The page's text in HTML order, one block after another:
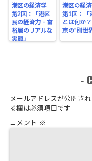
港区の経済学
第2回：「港区
民の経済力 – 富
裕層のリアルな
実態」
港区の経
第1回：「
とは何か
京の“別世界
-
メールアドレスが公開され
る欄は必須項目です
コメント ※